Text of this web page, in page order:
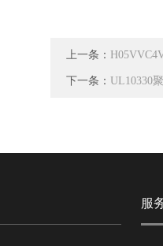
上一条：
下一条： UL10330
服